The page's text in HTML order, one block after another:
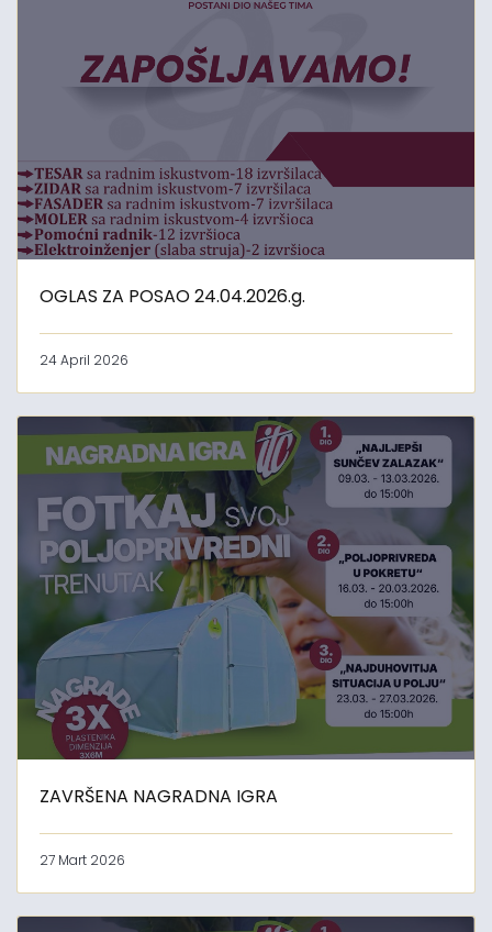
OGLAS ZA POSAO 24.04.2026.g.
24 April 2026
ZAVRŠENA NAGRADNA IGRA
27 Mart 2026